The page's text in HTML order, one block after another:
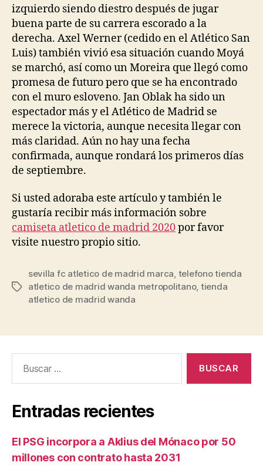
izquierdo siendo diestro después de jugar
buena parte de su carrera escorado a la
derecha. Axel Werner (cedido en el Atlético San
Luis) también vivió esa situación cuando Moyá
se marchó, así como un Moreira que llegó como
promesa de futuro pero que se ha encontrado
con el muro esloveno. Jan Oblak ha sido un
espectador más y el Atlético de Madrid se
merece la victoria, aunque necesita llegar con
más claridad. Aún no hay una fecha
confirmada, aunque rondará los primeros días
de septiembre.
Si usted adoraba este artículo y también le
gustaría recibir más información sobre
camiseta atletico de madrid 2020por favor
visite nuestro propio sitio.
Etiquetas
sevilla fc atletico de madrid marca, telefono tienda
atletico de madrid wanda metropolitano, tienda
atletico de madrid wanda
Entradas recientes
El PSG incorpora a Aklius del Mónaco por 50
millones con contrato hasta 2031